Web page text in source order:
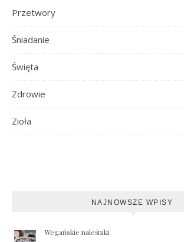
Przetwory
Śniadanie
Święta
Zdrowie
Zioła
NAJNOWSZE WPISY
Wegańskie naleśniki